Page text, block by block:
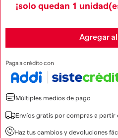
¡solo quedan 1
Agregar
Paga a crédito con
Múltiples medios de pago
Envíos gratis por compras a
Haz tus cambios y devoluciones